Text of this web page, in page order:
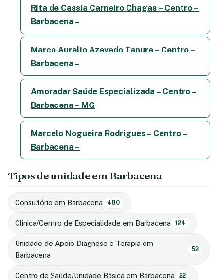
Rita de Cassia Carneiro Chagas – Centro –
Barbacena –
Marco Aurelio Azevedo Tanure – Centro –
Barbacena –
Amoradar Saúde Especializada – Centro –
Barbacena – MG
Marcelo Nogueira Rodrigues – Centro –
Barbacena –
Tipos de unidade em Barbacena
Consultório em Barbacena 480
Clinica/Centro de Especialidade em Barbacena 124
Unidade de Apoio Diagnose e Terapia em
Barbacena
52
Centro de Saúde/Unidade Básica em Barbacena 22